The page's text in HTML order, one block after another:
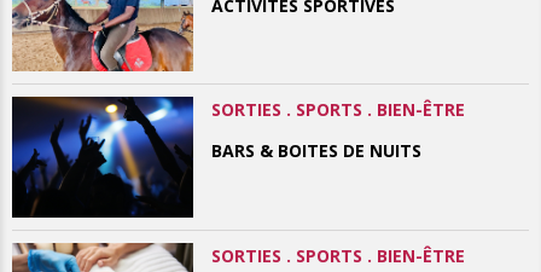
ACTIVITÉS SPORTIVES
SORTIES . SPORTS . BIEN-ÊTRE
BARS & BOITES DE NUITS
SORTIES . SPORTS . BIEN-ÊTRE